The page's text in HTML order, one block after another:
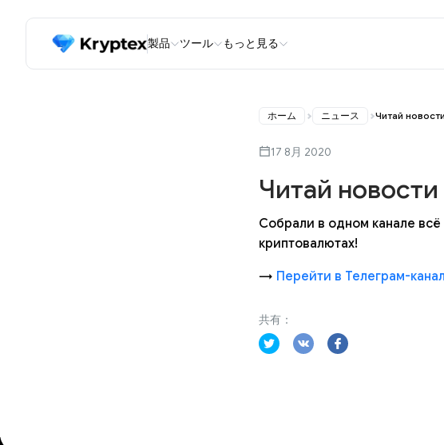
製品 ツール もっと見る
ホーム ニュース Читай
17 8月 2020
Читай
Собрали в одном канале
криптовалютах!
→ Перейти в Телеграм-
共有：